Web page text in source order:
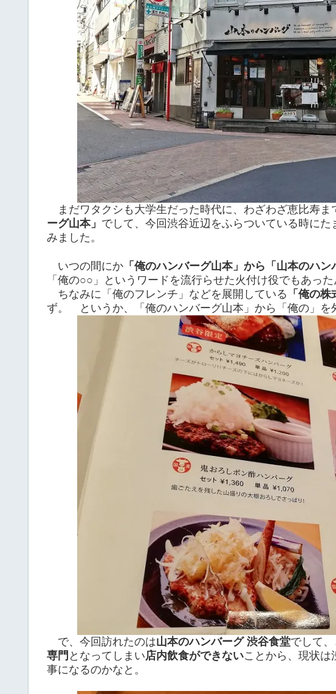
まだワタクシも大学生だった時代に、わざわざ恵比寿ま
ーグ山本」 でして、今回渋谷近辺をふらついている時に
みました。
いつの間にか 「俺のハンバーグ山本」から「山本のハン
「俺の○○」というワードを流行らせた火付け役でもあった
ちなみに「俺のフレンチ」などを展開している 「俺の
ず。 というか、「俺のハンバーグ山本」から「俺の」を
で、今回訪れたのは山本のハンバーグ 渋谷食堂でして
専門 となってしまい店内飲食ができないことから、現状は
事になるのかなと。